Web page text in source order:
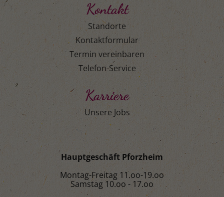
Kontakt
Standorte
Kontaktformular
Termin vereinbaren
Telefon-Service
Karriere
Unsere Jobs
Hauptgeschäft Pforzheim
Montag-Freitag 11.oo-19.oo
Samstag 10.oo - 17.oo